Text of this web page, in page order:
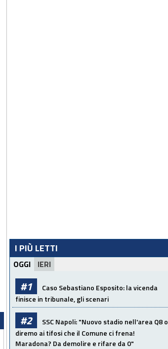
I PIÙ LETTI
OGGI IERI
#1
Caso Sebastiano Esposito: la vicenda
finisce in tribunale, gli scenari
#2
SSC Napoli: "Nuovo stadio nell'area Q8 o
diremo ai tifosi che il Comune ci frena!
Maradona? Da demolire e rifare da 0"